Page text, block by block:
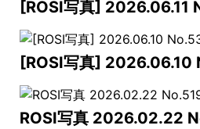
[ROSI写真] 2026.06.11
[ROSI写真] 2026.06.10
ROSI写真 2026.02.22